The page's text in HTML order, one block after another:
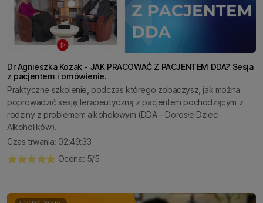
Dr Agnieszka Kozak - JAK PRACOWAĆ Z PACJENTEM DDA? Sesja
z pacjentem i omówienie.
Praktyczne szkolenie, podczas którego zobaczysz, jak można
poprowadzić sesję terapeutyczną z pacjentem pochodzącym z
rodziny z problemem alkoholowym (DDA – Dorosłe Dzieci
Alkoholików).
Czas trwania: 02:49:33
⭐️⭐️⭐️⭐️⭐️ Ocena: 5/5